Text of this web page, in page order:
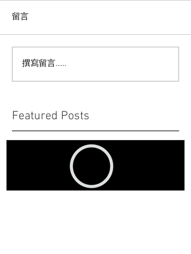
留言
撰寫留言......
Featured Posts